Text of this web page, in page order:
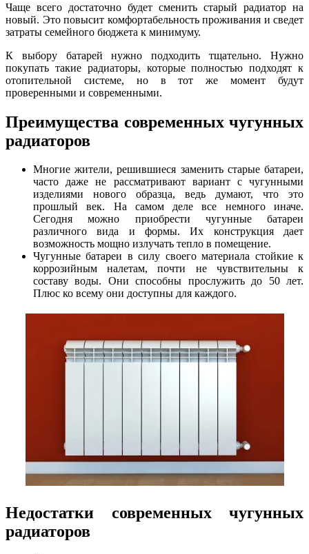
Чаще всего достаточно будет сменить старый радиатор на
новый. Это повысит комфортабельность проживания и сведет
затраты семейного бюджета к минимуму.
К выбору батарей нужно подходить тщательно. Нужно
покупать такие радиаторы, которые полностью подходят к
отопительной системе, но в тот же момент будут
проверенными и современными.
Преимущества современных чугунных
радиаторов
Многие жители, решившиеся заменить старые батареи,
часто даже не рассматривают вариант с чугунными
изделиями нового образца, ведь думают, что это
прошлый век. На самом деле все немного иначе.
Сегодня можно приобрести чугунные батареи
различного вида и формы. Их конструкция дает
возможность мощно излучать тепло в помещение.
Чугунные батареи в силу своего материала стойкие к
коррозийным налетам, почти не чувствительны к
составу воды. Они способны прослужить до 50 лет.
Плюс ко всему они доступны для каждого.
Недостатки современных чугунных
радиаторов